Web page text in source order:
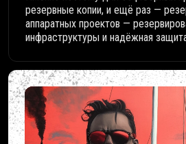
резервные копии, и ещё раз —
аппаратных проектов —
инфраструктуры и надёжная